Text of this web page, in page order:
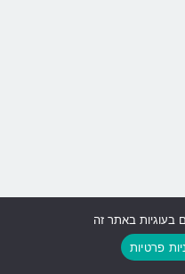
בעוגיות באתר זה
פרטיות